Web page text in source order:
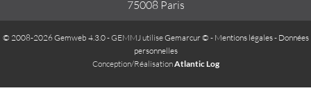
75008 Paris
© 2008-2026 Gemweb 4.3.0- GEMMJ utiliseGemarcur © - Mentions légales- Données
personnelles
Conception/RéalisationAtlantic Log